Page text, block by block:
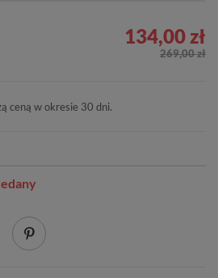
134,00 zł
269,00 zł
ceną w okresie 30 dni.